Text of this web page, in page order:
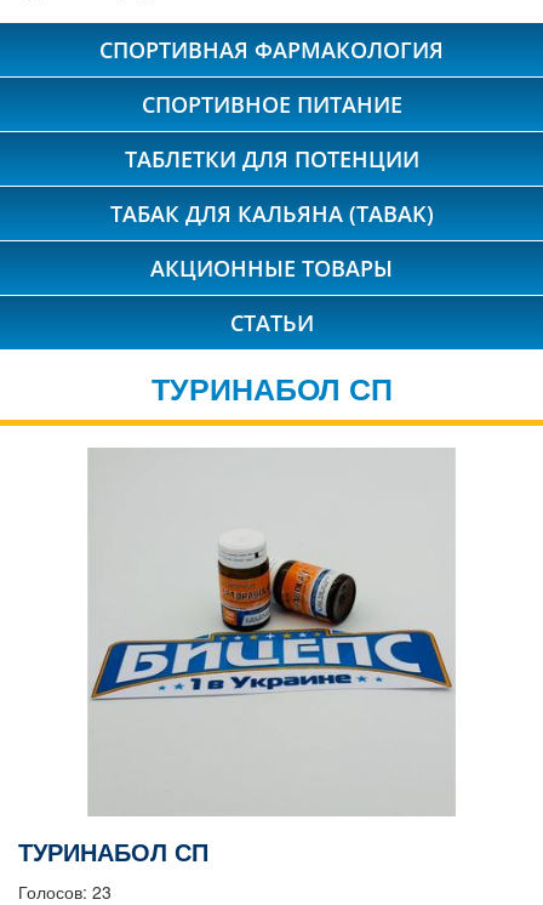
СПОРТИВНАЯ ФАРМАКОЛОГИЯ
СПОРТИВНОЕ ПИТАНИЕ
ТАБЛЕТКИ ДЛЯ ПОТЕНЦИИ
ТАБАК ДЛЯ КАЛЬЯНА (TABAK)
АКЦИОННЫЕ ТОВАРЫ
СТАТЬИ
ТУРИНАБОЛ СП
ТУРИНАБОЛ СП
Голосов: 23